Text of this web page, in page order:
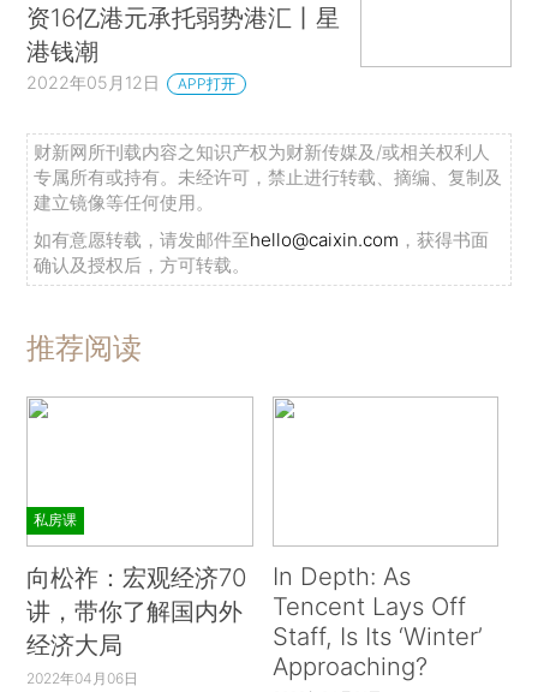
资16亿港元承托弱势港汇丨星
港钱潮
2022年05月12日 APP打开
财新网所刊载内容之知识产权为财新传媒及/或相关权利人
专属所有或持有。未经许可，禁止进行转载、摘编、复制及
建立镜像等任何使用。
如有意愿转载，请发邮件至hello@caixin.com ，获得书面
确认及授权后，方可转载。
推荐阅读
私房课
向松祚：宏观经济70
讲，带你了解国内外
经济大局
2022年04月06日
In Depth: As
Tencent Lays Off
Staff, Is Its ‘Winter’
Approaching?